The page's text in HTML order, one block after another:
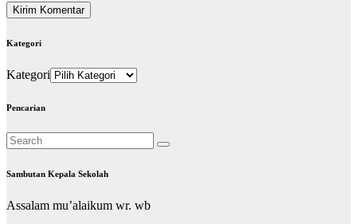
Kategori
Kategori
Pencarian
Sambutan Kepala Sekolah
Assalam mu’alaikum wr. wb